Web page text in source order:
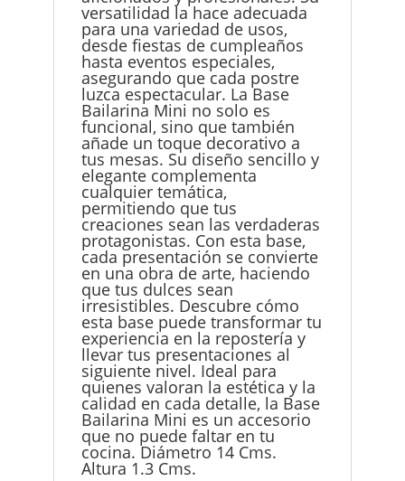
versatilidad la hace adecuada
para una variedad de usos,
desde fiestas de cumpleaños
hasta eventos especiales,
asegurando que cada postre
luzca espectacular. La Base
Bailarina Mini no solo es
funcional, sino que también
añade un toque decorativo a
tus mesas. Su diseño sencillo y
elegante complementa
cualquier temática,
permitiendo que tus
creaciones sean las verdaderas
protagonistas. Con esta base,
cada presentación se convierte
en una obra de arte, haciendo
que tus dulces sean
irresistibles. Descubre cómo
esta base puede transformar tu
experiencia en la repostería y
llevar tus presentaciones al
siguiente nivel. Ideal para
quienes valoran la estética y la
calidad en cada detalle, la Base
Bailarina Mini es un accesorio
que no puede faltar en tu
cocina. Diámetro 14 Cms.
Altura 1.3 Cms.